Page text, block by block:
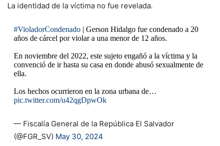
La identidad de la víctima no fue revelada.
#VioladorCondenado| Gerson Hidalgo fue condenado a 20
años de cárcel por violar a una menor de 12 años.
En noviembre del 2022, este sujeto engañó a la víctima y la
convenció de ir hasta su casa en donde abusó sexualmente de
ella.
Los hechos ocurrieron en la zona urbana de…
pic.twitter.com/u42qgDpwOk
— Fiscalía General de la República El Salvador
(@FGR_SV) May 30, 2024